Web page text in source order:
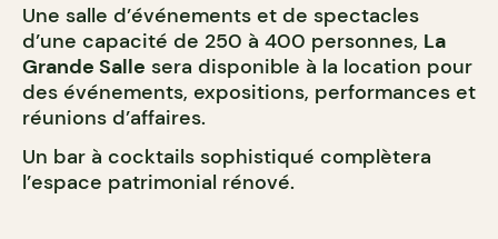
Une salle d’événements et de spectacles
d’une capacité de 250 à 400 personnes, La
Grande Salle sera disponible à la location pour
des événements, expositions, performances et
réunions d’affaires.
Un bar à cocktails sophistiqué complètera
l’espace patrimonial rénové.